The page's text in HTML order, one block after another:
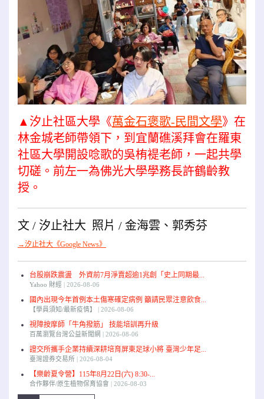
▲汐止社區大學《萬金石褒歌-民間文學》在
林金城老師帶領下，到宜蘭礁溪拜會在羅東
社區大學開設唸歌的吳栯褆老師，一起共學
切磋。前左一為佛光大學學務長許鶴齡教
授。
文 / 汐止社大 照片 / 金海雲、郭秀芬
→汐止社大《Google News》
台股崩跌震盪 外資前7月淨賣超逾1兆創「史上同期最...
Yahoo 財經 2026-08-06
國內出現今年首例本土傷寒確定病例 籲請民眾注意飲食...
【學員須知/最新疫情】 2026-08-06
視障按摩師「牛角撥筋」 技能培訓再升級
百萬瀏覽台灣公益新聞網 2026-08-06
證交所攜手企業持續深耕培育屏東足球小將 臺灣少年足...
臺灣證券交易所 2026-08-04
【樂齡夏令營】115年8月22日(六) 8:30-...
合作夥伴/原生植物保育協會 2026-08-03